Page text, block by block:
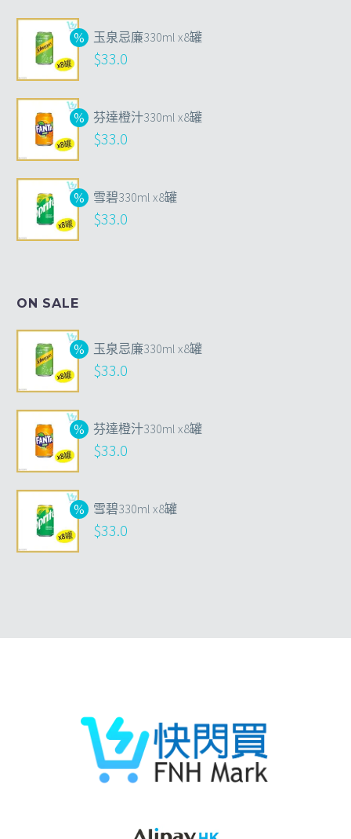
玉泉忌廉330ml x8罐
$33.0
芬達橙汁330ml x8罐
$33.0
雪碧330ml x8罐
$33.0
ON SALE
玉泉忌廉330ml x8罐
$33.0
芬達橙汁330ml x8罐
$33.0
雪碧330ml x8罐
$33.0